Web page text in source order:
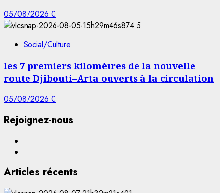
05/08/2026 0
5
Social/Culture
les 7 premiers kilomètres de la nouvelle
route Djibouti–Arta ouverts à la circulation
05/08/2026 0
Rejoignez-nous
Articles récents